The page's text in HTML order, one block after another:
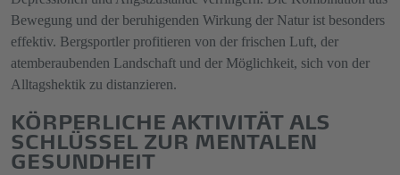
Bewegung und der beruhigenden Wirkung der Natur ist besonders
effektiv. Bergsportler profitieren von der frischen Luft, der
atemberaubenden Landschaft und der Möglichkeit, sich von der
Alltagshektik zu distanzieren.
KÖRPERLICHE AKTIVITÄT ALS
SCHLÜSSEL ZUR MENTALEN
GESUNDHEIT